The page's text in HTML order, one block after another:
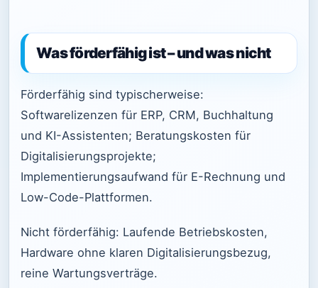
Was förderfähig ist – und was nicht
Förderfähig sind typischerweise:
Softwarelizenzen für ERP, CRM, Buchhaltung
und KI-Assistenten; Beratungskosten für
Digitalisierungsprojekte;
Implementierungsaufwand für E-Rechnung und
Low-Code-Plattformen.
Nicht förderfähig: Laufende Betriebskosten,
Hardware ohne klaren Digitalisierungsbezug,
reine Wartungsverträge.